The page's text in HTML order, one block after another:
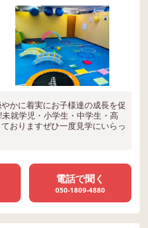
かに着実にお子様達の成長を促
就学児・小学生・中学生・高
おりますぜひ一度見学にいらっ
電話で聞く
050-1809-4880